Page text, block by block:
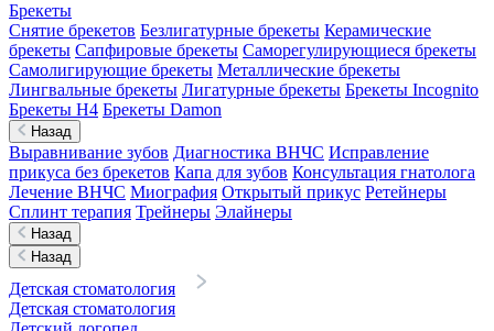
Брекеты
Снятие брекетов Безлигатурные брекеты Керамические
брекеты Сапфировые брекеты Саморегулирующиеся брекеты
Самолигирующие брекеты Металлические брекеты
Лингвальные брекеты Лигатурные брекеты Брекеты Incognito
Брекеты H4 Брекеты Damon
Назад
Выравнивание зубов Диагностика ВНЧС Исправление
прикуса без брекетов Капа для зубов Консультация гнатолога
Лечение ВНЧС Миография Открытый прикус Ретейнеры
Сплинт терапия Трейнеры Элайнеры
Назад
Назад
Детская стоматология
Детская стоматология